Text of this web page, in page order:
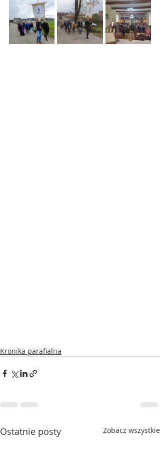
Kronika parafialna
Ostatnie posty Zobacz wszystkie